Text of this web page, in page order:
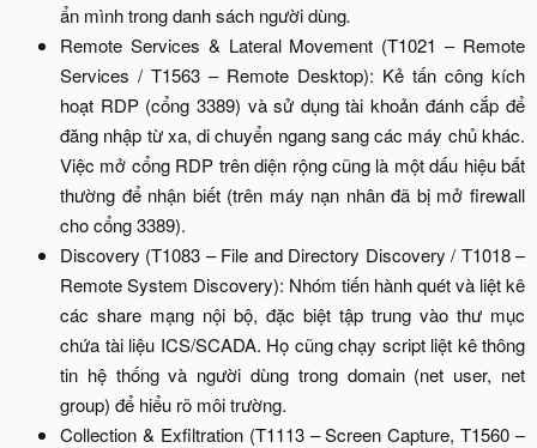
ẩn mình trong danh sách người dùng.
Remote Services & Lateral Movement (T1021 – Remote
Services / T1563 – Remote Desktop): Kẻ tấn công kích
hoạt RDP (cổng 3389) và sử dụng tài khoản đánh cắp để
đăng nhập từ xa, di chuyển ngang sang các máy chủ khác.
Việc mở cổng RDP trên diện rộng cũng là một dấu hiệu bất
thường để nhận biết (trên máy nạn nhân đã bị mở firewall
cho cổng 3389).​
Discovery (T1083 – File and Directory Discovery / T1018 –
Remote System Discovery): Nhóm tiến hành quét và liệt kê
các share mạng nội bộ, đặc biệt tập trung vào thư mục
chứa tài liệu ICS/SCADA. Họ cũng chạy script liệt kê thông
tin hệ thống và người dùng trong domain (net user, net
group) để hiểu rõ môi trường.​
Collection & Exfiltration (T1113 – Screen Capture, T1560 –